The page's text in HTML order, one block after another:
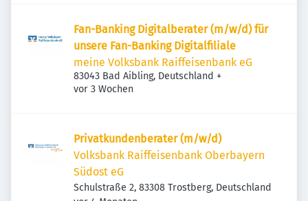
Fan-Banking Digitalberater (m/w/d) für
unsere Fan-Banking Digitalfiliale
meine Volksbank Raiffeisenbank eG
83043 Bad Aibling, Deutschland +
Veröffentlicht
vor 3 Wochen
Privatkundenberater (m/w/d)
Volksbank Raiffeisenbank Oberbayern
Südost eG
Schulstraße 2, 83308 Trostberg, Deutschland